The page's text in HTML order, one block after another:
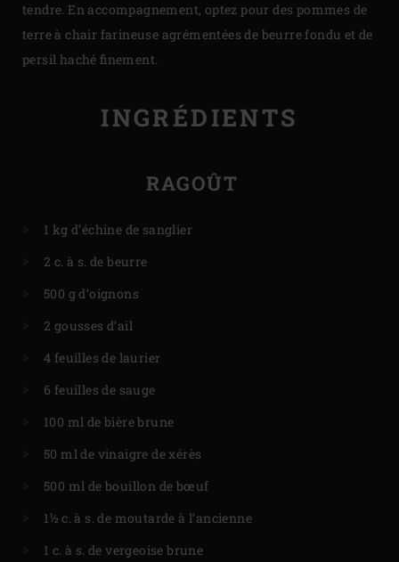
tendre. En accompagnement, optez pour des pommes de
terre à chair farineuse agrémentées de beurre fondu et de
persil haché finement.
INGRÉDIENTS
RAGOÛT
1 kg d’échine de sanglier
2 c. à s. de beurre
500 g d’oignons
2 gousses d’ail
4 feuilles de laurier
6 feuilles de sauge
100 ml de bière brune
50 ml de vinaigre de xérès
500 ml de bouillon de bœuf
1½ c. à s. de moutarde à l’ancienne
1 c. à s. de vergeoise brune